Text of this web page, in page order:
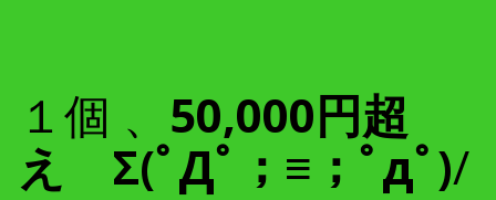
１個 、 50,000円超
え Σ(ﾟДﾟ；≡；ﾟдﾟ)/